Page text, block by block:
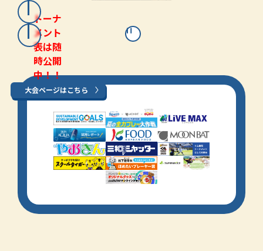
トーナ
メント
表は随
時公開
中！！
大会ページはこちら